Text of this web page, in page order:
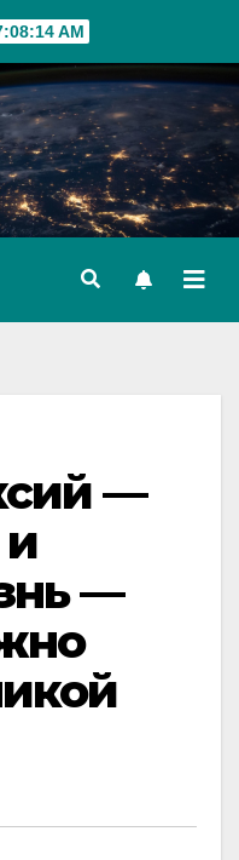
AM
—
—